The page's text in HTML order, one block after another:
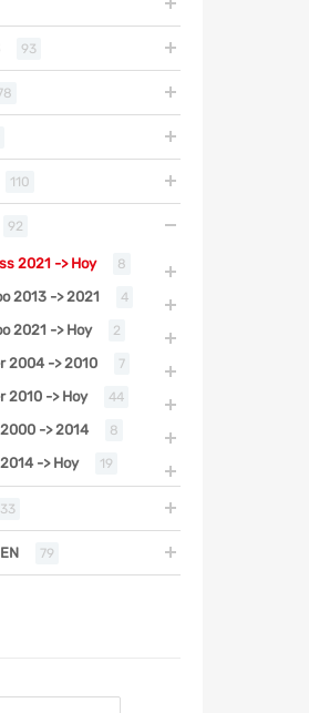
93
110
92
2021 -> Hoy 8
2013 -> 2021 4
2021 -> Hoy 2
2004 -> 2010 7
2010 -> Hoy 44
-> 2014 8
-> Hoy 19
33
79